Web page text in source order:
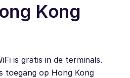
Kong
is gratis in de terminals.
toegang op Hong Kong